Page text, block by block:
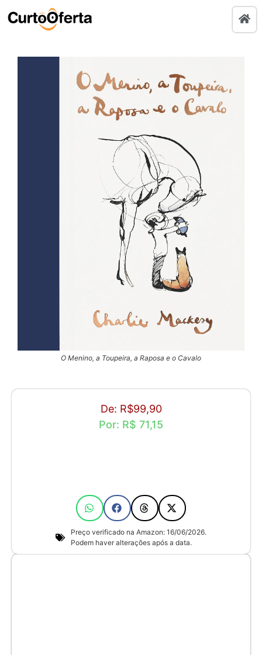
O Menino, a Toupeira, a Raposa e o Cavalo
De: R$99,90
Por: R$ 71,15
Preço verificado na Amazon: 16/06/2026.
Podem haver alterações após a data.